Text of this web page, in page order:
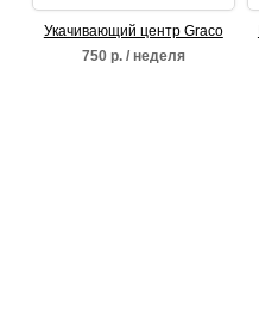
Укачивающий центр Graco
Sweetpeace
750 р. / неделя